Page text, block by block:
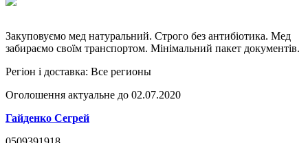
Закуповуємо мед натуральний. Строго без антибіотика. Мед
забираємо своїм транспортом. Мінімальний пакет документів.
Регіон і доставка: Все регионы
Оголошення актуальне до 02.07.2020
Гайденко Сегрей